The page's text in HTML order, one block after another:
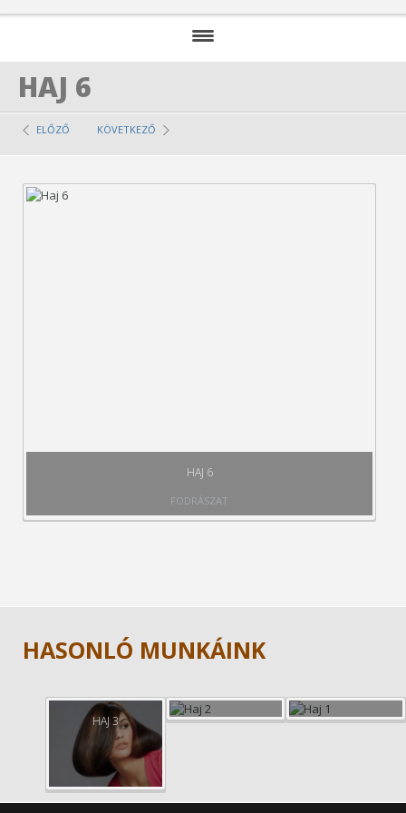
KEZDŐOLDAL
SZALONUNK
ÁRAK
HAJ 6
ELŐZŐ KÖVETKEZŐ
HAJ 6
FODRÁSZAT
HASONLÓ MUNKÁINK
HAJ 3 HAJ 2 HAJ 1